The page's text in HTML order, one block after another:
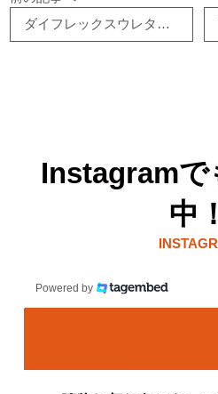
ダイフレックスウレタン防水
Instagramで
中！
Powered by